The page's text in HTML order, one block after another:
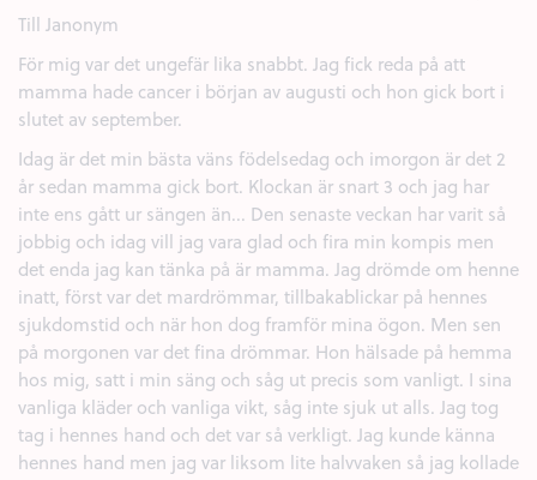
Till Janonym
För mig var det ungefär lika snabbt. Jag fick reda på att
mamma hade cancer i början av augusti och hon gick bort i
slutet av september.
Idag är det min bästa väns födelsedag och imorgon är det 2
år sedan mamma gick bort. Klockan är snart 3 och jag har
inte ens gått ur sängen än... Den senaste veckan har varit så
jobbig och idag vill jag vara glad och fira min kompis men
det enda jag kan tänka på är mamma. Jag drömde om henne
inatt, först var det mardrömmar, tillbakablickar på hennes
sjukdomstid och när hon dog framför mina ögon. Men sen
på morgonen var det fina drömmar. Hon hälsade på hemma
hos mig, satt i min säng och såg ut precis som vanligt. I sina
vanliga kläder och vanliga vikt, såg inte sjuk ut alls. Jag tog
tag i hennes hand och det var så verkligt. Jag kunde känna
hennes hand men jag var liksom lite halvvaken så jag kollade